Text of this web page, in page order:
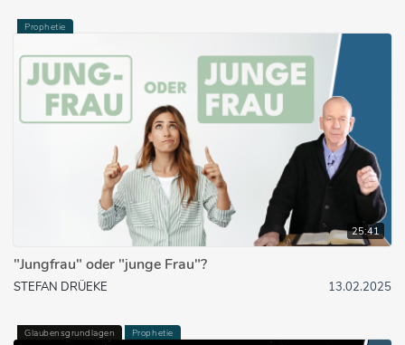
Prophetie
25:41
"Jungfrau" oder "junge Frau"?
STEFAN DRÜEKE 13.02.2025
Glaubensgrundlagen Prophetie